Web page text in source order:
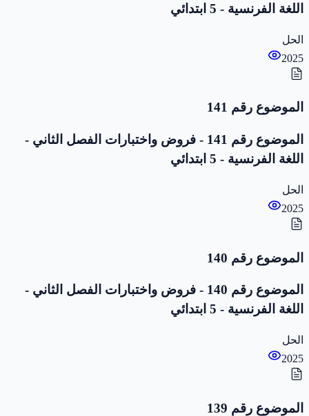
اللغة الفرنسية - 5 ابتدائي
الحل
2025
الموضوع رقم 141
الموضوع رقم 141 - فروض واختبارات الفصل الثاني -
اللغة الفرنسية - 5 ابتدائي
الحل
2025
الموضوع رقم 140
الموضوع رقم 140 - فروض واختبارات الفصل الثاني -
اللغة الفرنسية - 5 ابتدائي
الحل
2025
الموضوع رقم 139